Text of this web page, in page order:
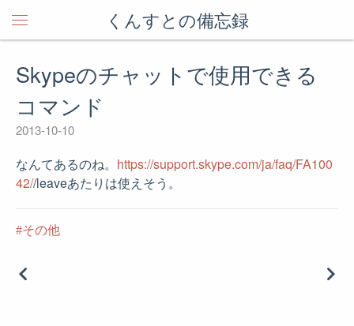
くんすとの備忘録
Skypeのチャットで使用できる
コマンド
2013-10-10
なんてあるのね。 https://support.skype.com/ja/faq/FA100
42//leaveあたりは使えそう。
その他